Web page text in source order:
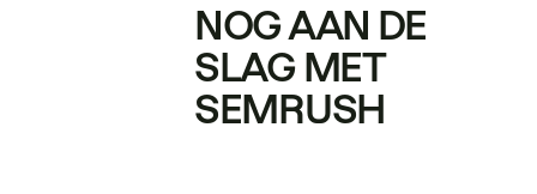
NOG AAN DE
SLAG MET
SEMRUSH